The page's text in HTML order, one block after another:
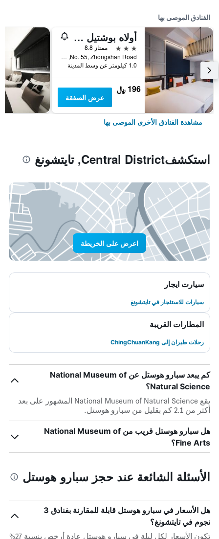
الفنادق الموصى بها
أولاه بوشتيل - تايتشونج ستيشن
3 نجوم
ممتاز 8.8
No. 55, Zhongshan Road, تايتشونغ, تايوان
1.0 كيلومتر عن وسط المدينة
196 ﷼
عرض الصفقة
مشاهدة الفنادق الأخرى الموصى بها
استكشفCentral District, تايتشونغ
اعرض على الخريطة
سيارت ايجار
سيارات للاستئجار في تايتشونغ
المطارات القريبة
رحلات طيران إلى ChingChuanKang
كم يبعد سبارو هوستل عن National Museum of
Natural Science؟
يقع National Museum of Natural Science المشهور على بعد
أكثر من 2.1 كم بقليل من سبارو هوستل.
هل سبارو هوستل قريب من National Museum of
Fine Arts؟
الأسئلة الشائعة عند حجز سبارو هوستل
هل الأسعار في سبارو هوستل قابلة للمقارنة بفنادق 3
نجوم في تايتشونغ؟
تكون الأسعار لكل ليلة في سبارو هوستل عادة أرخص بنسبة 27%